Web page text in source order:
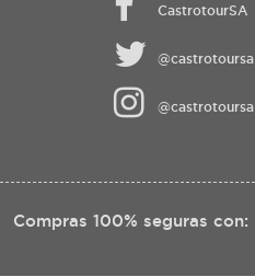
CastrotourSA
@castrotoursa
@castrotoursa
Compras 100% seguras con: